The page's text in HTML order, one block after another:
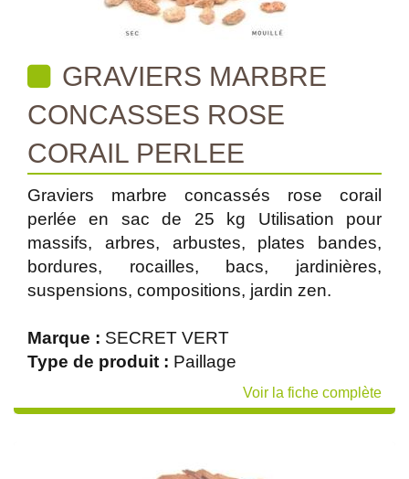
GRAVIERS MARBRE
CONCASSES ROSE
CORAIL PERLEE
Graviers marbre concassés rose corail
perlée en sac de 25 kg Utilisation pour
massifs, arbres, arbustes, plates bandes,
bordures, rocailles, bacs, jardinières,
suspensions, compositions, jardin zen.
Marque : SECRET VERT
Type de produit : Paillage
Voir la fiche complète